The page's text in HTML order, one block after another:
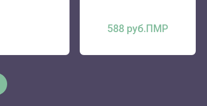
588 руб.ПМР